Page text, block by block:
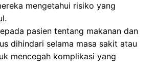
mengetahui risiko yang
pasien tentang makanan dan
dihindari selama masa sakit atau
mencegah komplikasi yang